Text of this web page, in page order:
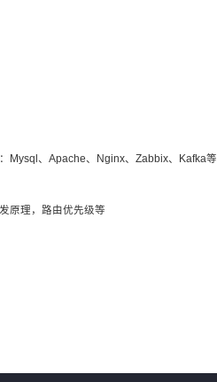
Mysql、Apache、Nginx、Zabbix、Kafka等
原理，路由优先级等